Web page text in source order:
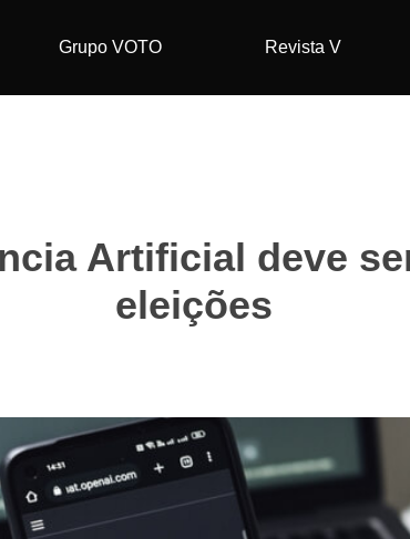
Grupo VOTO Revista V
Artificial deve
eleições